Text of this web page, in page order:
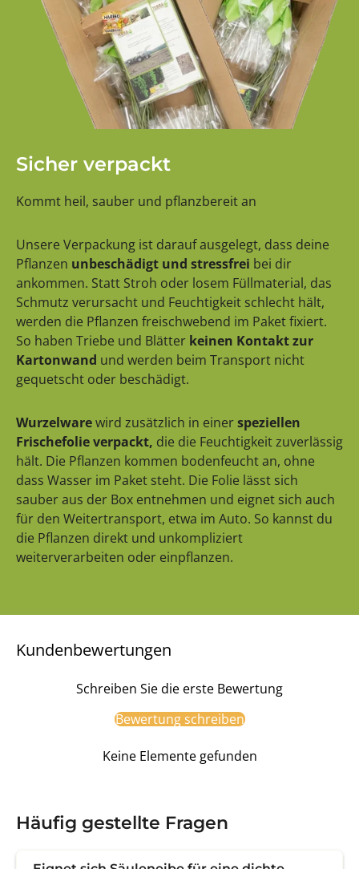
Sicher verpackt
Kommt heil, sauber und pflanzbereit an
Unsere Verpackung ist darauf ausgelegt, dass deine
Pflanzen unbeschädigt und stressfrei bei dir
ankommen. Statt Stroh oder losem Füllmaterial, das
Schmutz verursacht und Feuchtigkeit schlecht hält,
werden die Pflanzen freischwebend im Paket fixiert.
So haben Triebe und Blätter keinen Kontakt zur
Kartonwand und werden beim Transport nicht
gequetscht oder beschädigt.
Wurzelwarewird zusätzlich in einerspeziellen
Frischefolie verpackt, die die Feuchtigkeit zuverlässig
hält. Die Pflanzen kommen bodenfeucht an, ohne
dass Wasser im Paket steht. Die Folie lässt sich
sauber aus der Box entnehmen und eignet sich auch
für den Weitertransport, etwa im Auto. So kannst du
die Pflanzen direkt und unkompliziert
weiterverarbeiten oder einpflanzen.
Kundenbewertungen
Schreiben Sie die erste Bewertung
Bewertung schreiben
Keine Elemente gefunden
Häufig gestellte Fragen